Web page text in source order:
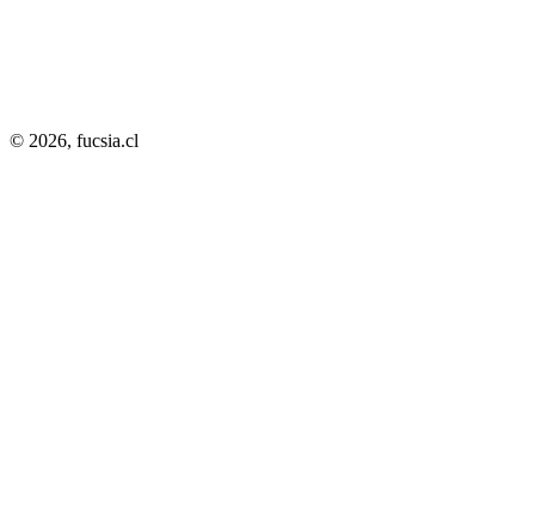
© 2026, fucsia.cl